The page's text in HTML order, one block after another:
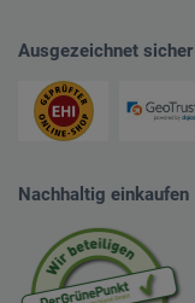
Ausgezeichnet sicher
Nachhaltig einkaufen